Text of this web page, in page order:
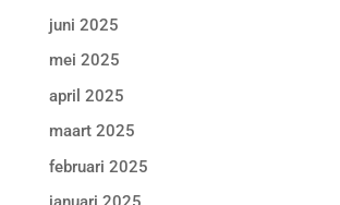
juni 2025
mei 2025
april 2025
maart 2025
februari 2025